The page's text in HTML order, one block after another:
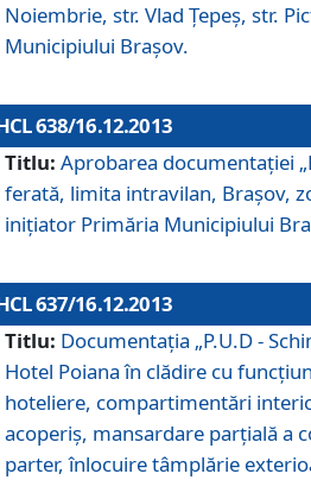
Noiembrie, str. Vlad Ţepeş, str.
Municipiului Braşov.
638/16.12.2013
Titlu: Aprobarea documentaţiei
ferată, limita intravilan, Braşov,
iniţiator Primăria Municipiului
637/16.12.2013
Titlu: Documentaţia „P.U.D -
Hotel Poiana în clădire cu
hoteliere, compartimentări
acoperiş, mansardare parţială a
parter, înlocuire tâmplărie